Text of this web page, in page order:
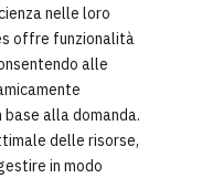
nelle loro
offre funzionalità
alle
alla domanda.
delle risorse,
in modo